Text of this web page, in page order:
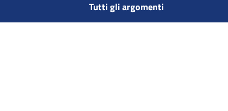
Tutti gli argomenti